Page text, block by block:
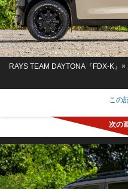
RAYS TEAM DAYTONA『FDX-K』
この